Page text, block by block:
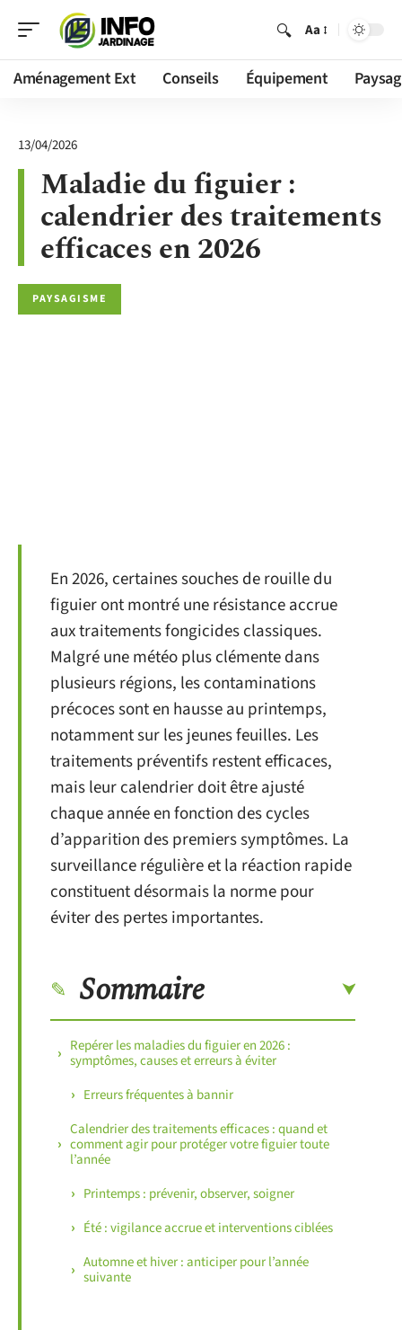
Aa
Aménagement Ext Conseils Équipement
13/04/2026
Maladie du figuier :
calendrier des traitements
efficaces en 2026
PAYSAGISME
En 2026, certaines souches de rouille du
figuier ont montré une résistance accrue
aux traitements fongicides classiques.
Malgré une météo plus clémente dans
plusieurs régions, les contaminations
précoces sont en hausse au printemps,
notamment sur les jeunes feuilles. Les
traitements préventifs restent efficaces,
mais leur calendrier doit être ajusté
chaque année en fonction des cycles
d’apparition des premiers symptômes. La
surveillance régulière et la réaction rapide
constituent désormais la norme pour
éviter des pertes importantes.
Sommaire
Repérer les maladies du figuier en 2026 :
symptômes, causes et erreurs à éviter
Erreurs fréquentes à bannir
Calendrier des traitements efficaces : quand et
comment agir pour protéger votre figuier toute
l’année
Printemps : prévenir, observer, soigner
Été : vigilance accrue et interventions ciblées
Automne et hiver : anticiper pour l’année
suivante